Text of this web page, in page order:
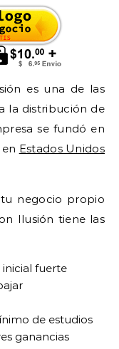
es una de las
la distribución de
se fundó en
Estados Unidos
negocio propio
Ilusión tiene las
inicial fuerte
de estudios
ganancias